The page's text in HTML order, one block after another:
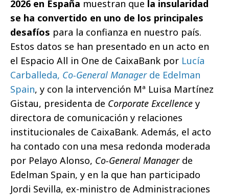
2026 en España muestran que la insularidad
se ha convertido en uno de los principales
desafíos para la confianza en nuestro país.
Estos datos se han presentado en un acto en
el Espacio All in One de CaixaBank por Lucía
Carballeda, Co-General Managerde Edelman
Spain, y con la intervención Mª Luisa Martínez
Gistau, presidenta de Corporate Excellence y
directora de comunicación y relaciones
institucionales de CaixaBank. Además, el acto
ha contado con una mesa redonda moderada
por Pelayo Alonso, Co-General Managerde
Edelman Spain, y en la que han participado
Jordi Sevilla, ex-ministro de Administraciones